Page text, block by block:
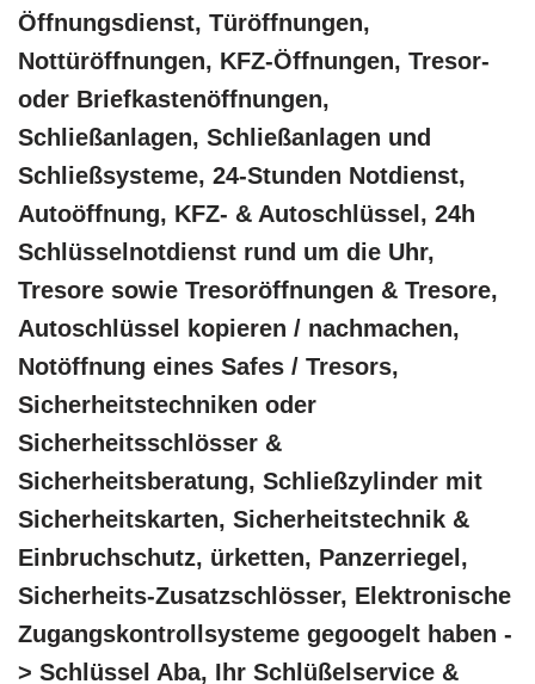
Öffnungsdienst, Türöffnungen,
Nottüröffnungen, KFZ-Öffnungen, Tresor-
oder Briefkastenöffnungen,
Schließanlagen, Schließanlagen und
Schließsysteme, 24-Stunden Notdienst,
Autoöffnung, KFZ- & Autoschlüssel, 24h
Schlüsselnotdienst rund um die Uhr,
Tresore sowie Tresoröffnungen & Tresore,
Autoschlüssel kopieren / nachmachen,
Notöffnung eines Safes / Tresors,
Sicherheitstechniken oder
Sicherheitsschlösser &
Sicherheitsberatung, Schließzylinder mit
Sicherheitskarten, Sicherheitstechnik &
Einbruchschutz, ürketten, Panzerriegel,
Sicherheits-Zusatzschlösser, Elektronische
Zugangskontrollsysteme gegoogelt haben -
> Schlüssel Aba, Ihr Schlüßelservice &